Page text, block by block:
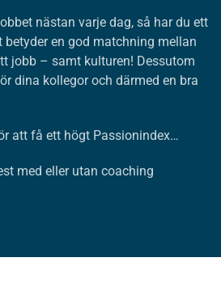
nästan varje dag, så har du ett
betyder en god matchning mellan
jobb – samt kulturen! Dessutom
dina kollegor och därmed en bra
att få ett högt Passionindex…
med eller utan coaching